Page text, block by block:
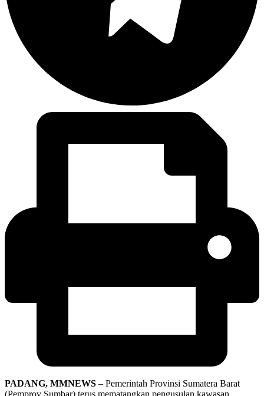
PADANG, MMNEWS – Pemerintah Provinsi Sumatera Barat
(Pemprov Sumbar) terus mematangkan pengusulan kawasan